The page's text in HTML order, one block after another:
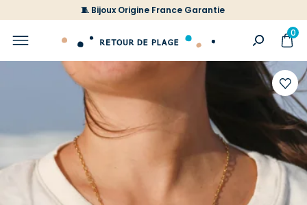
🧵 Bijoux Origine France Garantie
0
à
votre
liste